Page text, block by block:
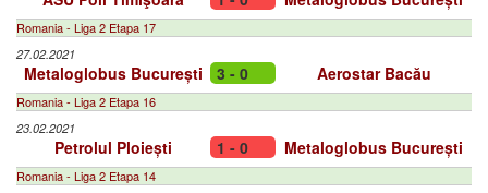
Romania - Liga 2 Etapa 17
27.02.2021
Metaloglobus București 3 - 0 Aerostar Bacău
Romania - Liga 2 Etapa 16
23.02.2021
Petrolul Ploiești 1 - 0 Metaloglobus București
Romania - Liga 2 Etapa 14